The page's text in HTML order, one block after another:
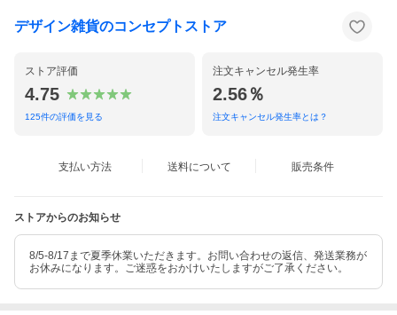
デザイン雑貨のコンセプトストア
ストア評価
4.75
125件の評価を見る
注文キャンセル発生率
2.56％
注文キャンセル発生率とは？
支払い方法 送料について 販売条件
ストアからのお知らせ
8/5-8/17まで夏季休業いただきます。お問い合わせの返信、発送業務が
お休みになります。ご迷惑をおかけいたしますがご了承ください。